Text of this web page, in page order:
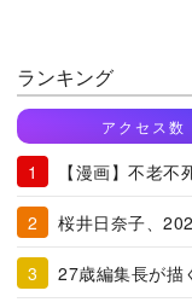
ランキング
アクセス数
【漫画】不老
桜井日奈子、
27歳編集長が描